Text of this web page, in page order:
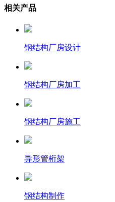
相关产品
钢结构厂房设计
钢结构厂房加工
钢结构厂房施工
异形管桁架
钢结构制作